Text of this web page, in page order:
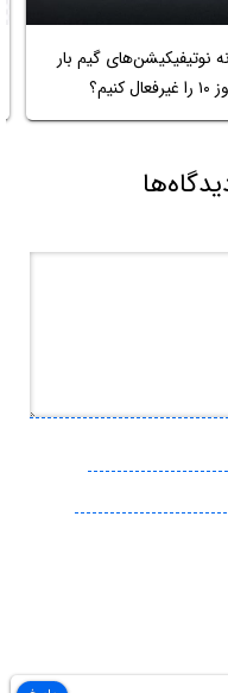
نوتیفیکیشن‌های گیم بار
کنیم؟